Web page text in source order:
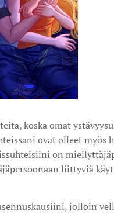
koska omat
ovat olleet myös
on
liittyviä
jolloin